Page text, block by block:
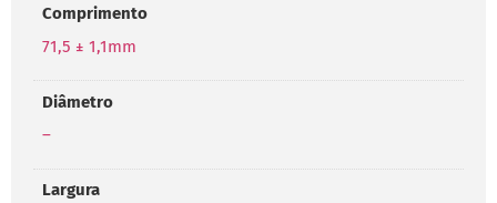
Comprimento
71,5 ± 1,1mm
Diâmetro
–
Largura